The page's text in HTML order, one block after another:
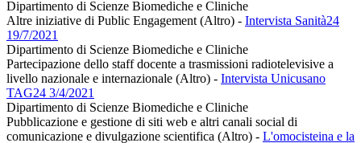
Dipartimento di Scienze Biomediche e Cliniche
Altre iniziative di Public Engagement (Altro) - Intervista Sanità24
19/7/2021
Dipartimento di Scienze Biomediche e Cliniche
Partecipazione dello staff docente a trasmissioni radiotelevisive a
livello nazionale e internazionale (Altro) - Intervista Unicusano
TAG24 3/4/2021
Dipartimento di Scienze Biomediche e Cliniche
Pubblicazione e gestione di siti web e altri canali social di
comunicazione e divulgazione scientifica (Altro) - L'omocisteina e la